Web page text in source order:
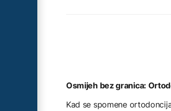
Osmijeh bez granica:
Kad se spomene